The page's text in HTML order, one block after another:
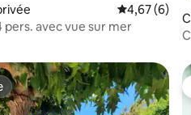
Évaluation
4,67 (6)
pers. avec vue sur mer